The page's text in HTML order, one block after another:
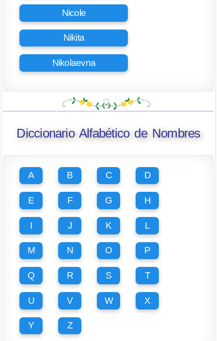
Nicole
Nikita
Nikolaevna
Diccionario Alfabético de Nombres
A B C D
E F G H
I J K L
M N O P
Q R S T
U V W X
Y Z